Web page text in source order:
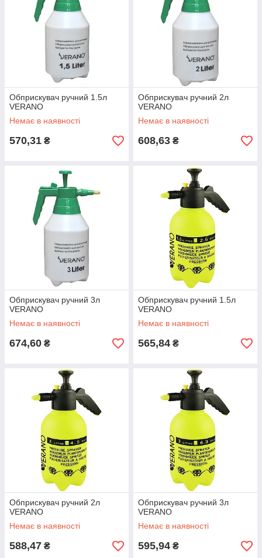
Обприскувач ручний 1.5л
VERANO
Немає в наявності
570,31 ₴
Обприскувач ручний 2л
VERANO
Немає в наявності
608,63 ₴
Обприскувач ручний 3л
VERANO
Немає в наявності
674,60 ₴
Обприскувач ручний 1.5л
VERANO
Немає в наявності
565,84 ₴
Обприскувач ручний 2л
VERANO
Немає в наявності
588,47 ₴
Обприскувач ручний 3л
VERANO
Немає в наявності
595,94 ₴